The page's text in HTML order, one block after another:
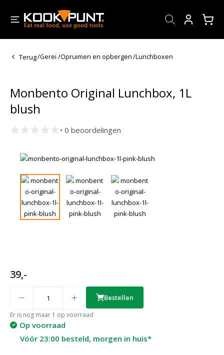
Terug/Gerei /Opruimen en opbergen/Lunchboxen
Monbento Original Lunchbox, 1L
blush
• 0 beoordelingen
39,-
Er is nog maar 1 op voorraad
Bestellen
Op voorraad
Vóór 23:00 besteld, morgen in huis*